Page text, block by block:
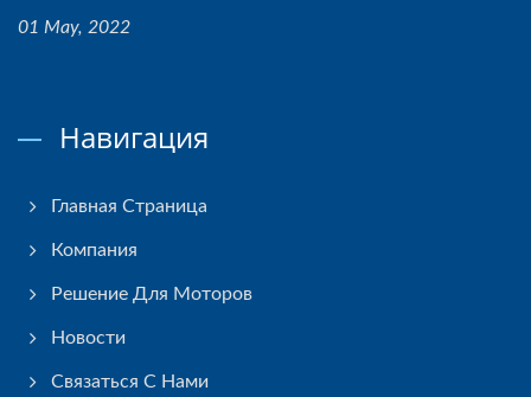
01 May, 2022
Навигация
Главная Страница
Компания
Решение Для Моторов
Новости
Связаться С Нами